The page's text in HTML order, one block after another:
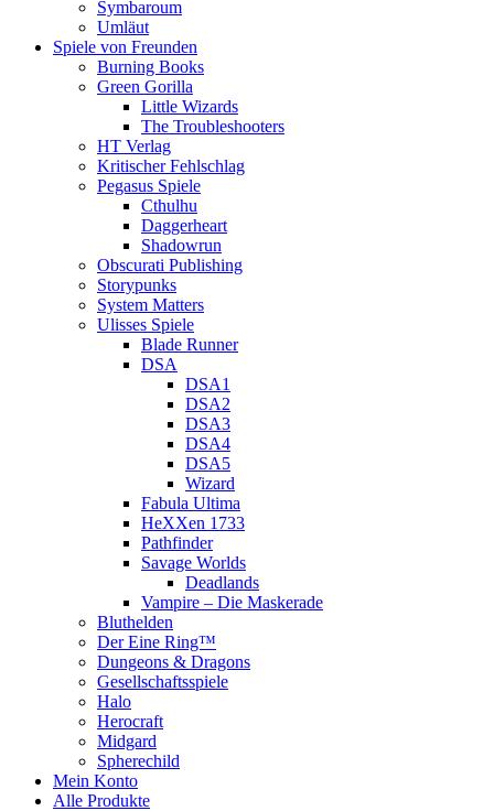
Symbaroum
Umläut
Spiele von Freunden
Burning Books
Green Gorilla
Little Wizards
The Troubleshooters
HT Verlag
Kritischer Fehlschlag
Pegasus Spiele
Cthulhu
Daggerheart
Shadowrun
Obscurati Publishing
Storypunks
System Matters
Ulisses Spiele
Blade Runner
DSA
DSA1
DSA2
DSA3
DSA4
DSA5
Wizard
Fabula Ultima
HeXXen 1733
Pathfinder
Savage Worlds
Deadlands
Vampire – Die Maskerade
Bluthelden
Der Eine Ring™
Dungeons & Dragons
Gesellschaftsspiele
Halo
Herocraft
Midgard
Spherechild
Mein Konto
Alle Produkte